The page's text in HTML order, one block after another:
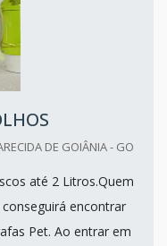
DE GOIÂNIA - GO
até 2 Litros.Quem
encontrar
Pet. Ao entrar em